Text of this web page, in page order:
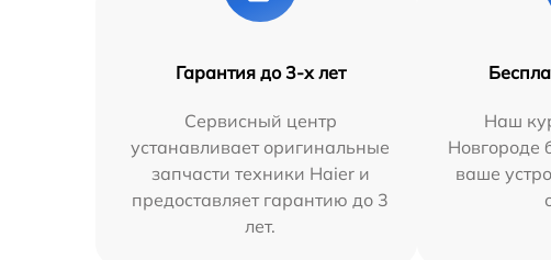
Гарантия до 3-х лет
Сервисный центр
устанавливает оригинальные
запчасти техники Haier и
предоставляет гарантию до 3
лет.
Наш
Новгороде
ваше